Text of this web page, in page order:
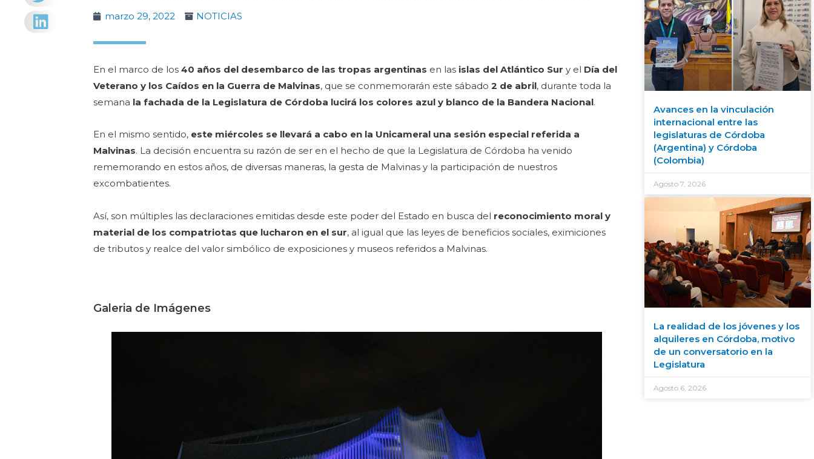
marzo 29, 2022
NOTICIAS
En el marco de los40 años del desembarco de las tropas argentinas en las islas del Atlántico Sur y el Día del
Veterano y los Caídos en la Guerra de Malvinas, que se conmemorarán este sábado2 de abril, durante toda la
semana la fachada de la Legislatura de Córdoba lucirá los colores azul y blanco de la Bandera Nacional.
En el mismo sentido, este miércoles se llevará a cabo en la Unicameral una sesión especial referida a
Malvinas. La decisión encuentra su razón de ser en el hecho de que la Legislatura de Córdoba ha venido
rememorando en estos años, de diversas maneras, la gesta de Malvinas y la participación de nuestros
excombatientes.
Así, son múltiples las declaraciones emitidas desde este poder del Estado en busca del reconocimiento moral y
material de los compatriotas que lucharon en el sur, al igual que las leyes de beneficios sociales, eximiciones
de tributos y realce del valor simbólico de exposiciones y museos referidos a Malvinas.
Galeria de Imágenes
Avances en la vinculación
internacional entre las
legislaturas de Córdoba
(Argentina) y Córdoba
(Colombia)
Agosto 7, 2026
La realidad de los jóvenes y los
alquileres en Córdoba, motivo
de un conversatorio en la
Legislatura
Agosto 6, 2026